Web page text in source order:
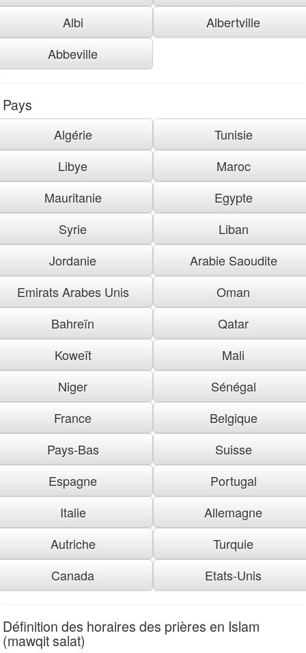
Albi
Albertville
Abbeville
Pays
Algérie
Tunisie
Libye
Maroc
Mauritanie
Egypte
Syrie
Liban
Jordanie
Arabie Saoudite
Emirats Arabes Unis
Oman
Bahreïn
Qatar
Koweït
Mali
Niger
Sénégal
France
Belgique
Pays-Bas
Suisse
Espagne
Portugal
Italie
Allemagne
Autriche
Turquie
Canada
Etats-Unis
Définition des horaires des prières en Islam
(mawqit salat)